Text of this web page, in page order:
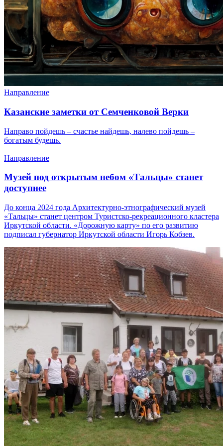
Направление
Казанские заметки от Семченковой Верки
Направо пойдешь – счастье найдешь, налево пойдешь –
богатым будешь.
Направление
Музей под открытым небом «Тальцы» станет
доступнее
До конца 2024 года Архитектурно-этнографический музей
«Тальцы» станет центром Туристско-рекреационного кластера
Иркутской области. «Дорожную карту» по его развитию
подписал губернатор Иркутской области Игорь Кобзев.